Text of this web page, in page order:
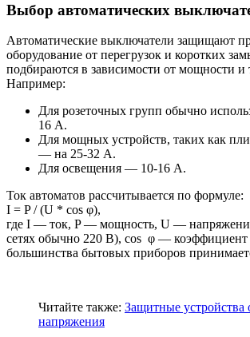
Выбор автоматических
Автоматические выключатели защищают
оборудование от перегрузок и коротких
подбираются в зависимости от мощности и
Например:
Для розеточных групп обычно
16 А.
Для мощных устройств, таких как
— на 25-32 А.
Для освещения — 10-16 А.
Ток автоматов рассчитывается по формуле:
I = P / (U * cos φ),
где I — ток, P — мощность, U —
сетях обычно 220 В), cos φ —
большинства бытовых приборов
Читайте также: Защитные устройства
напряжения